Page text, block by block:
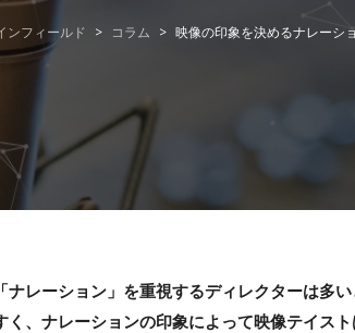
ンフィールド > コラム > 映像の印象を決めるナレーシ
レーション」を重視するディレクターは多
、ナレーションの印象によって映像テイスト